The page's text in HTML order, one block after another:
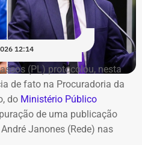
prever que o projeto de
ser adiado em razão da
Copacabana, Leme e
22 toneladas de
de acordo com o
organizações criminosas e
das 8h30 e reuniu agentes
Pública (Seop),
Sanitária (IVISA-Rio),
Rio, Defesa Civil,
12:14
(PL) protocolou, nesta
de fato na Procuradoria da
do Ministério Público
de uma publicação
Janones (Rede) nas